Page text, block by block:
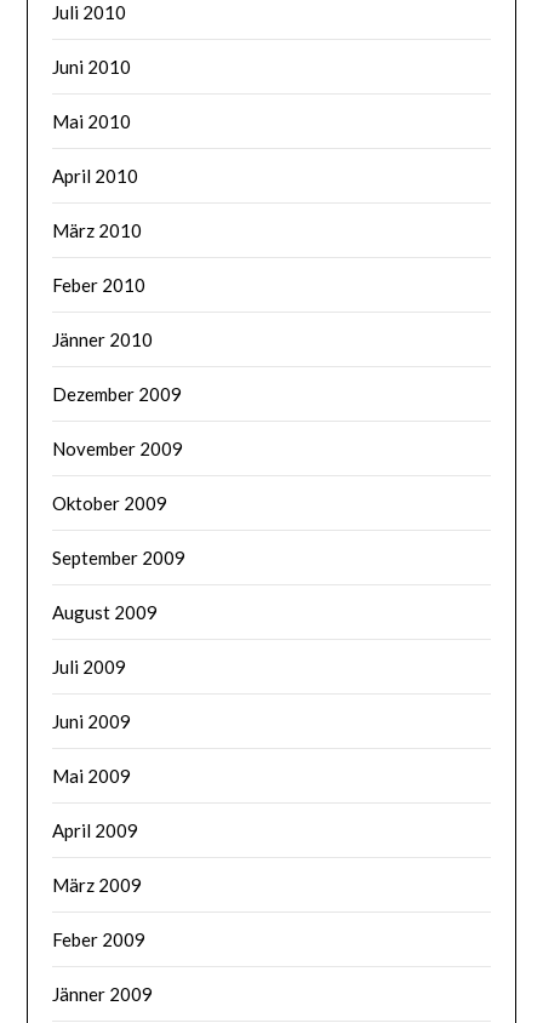
Juli 2010
Juni 2010
Mai 2010
April 2010
März 2010
Feber 2010
Jänner 2010
Dezember 2009
November 2009
Oktober 2009
September 2009
August 2009
Juli 2009
Juni 2009
Mai 2009
April 2009
März 2009
Feber 2009
Jänner 2009